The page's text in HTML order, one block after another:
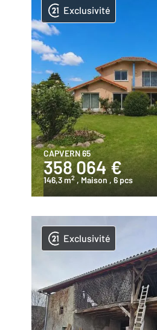
Exclusivité
CAPVERN 65
358 064 €
146,3 m2 , Maison , 6 pcs
Exclusivité